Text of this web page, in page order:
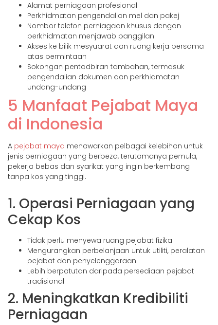
Alamat perniagaan profesional
Perkhidmatan pengendalian mel dan pakej
Nombor telefon perniagaan khusus dengan
perkhidmatan menjawab panggilan
Akses ke bilik mesyuarat dan ruang kerja bersama
atas permintaan
Sokongan pentadbiran tambahan, termasuk
pengendalian dokumen dan perkhidmatan
undang-undang
5 Manfaat Pejabat Maya
di Indonesia
A pejabat maya menawarkan pelbagai kelebihan untuk
jenis perniagaan yang berbeza, terutamanya pemula,
pekerja bebas dan syarikat yang ingin berkembang
tanpa kos yang tinggi.
1. Operasi Perniagaan yang
Cekap Kos
Tidak perlu menyewa ruang pejabat fizikal
Mengurangkan perbelanjaan untuk utiliti, peralatan
pejabat dan penyelenggaraan
Lebih berpatutan daripada persediaan pejabat
tradisional
2. Meningkatkan Kredibiliti
Perniagaan